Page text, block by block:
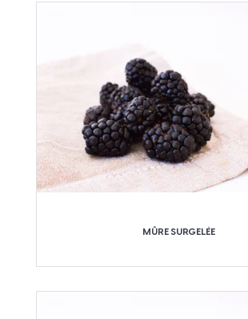
MÛRE SURGELÉE